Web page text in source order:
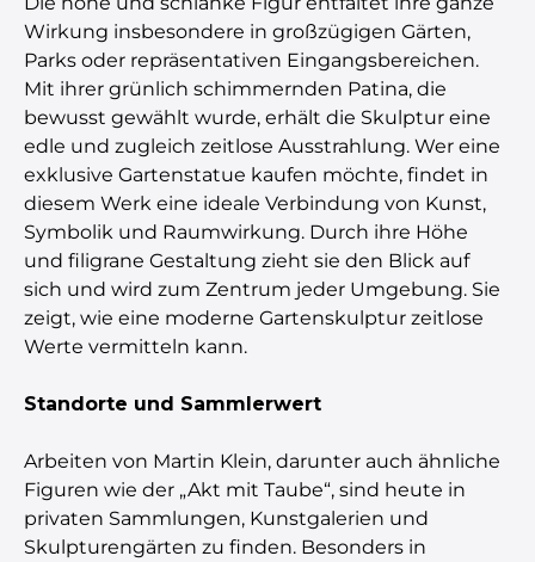
Wirkung insbesondere in großzügigen Gärten,
Parks oder repräsentativen Eingangsbereichen.
Mit ihrer grünlich schimmernden Patina, die
bewusst gewählt wurde, erhält die Skulptur eine
edle und zugleich zeitlose Ausstrahlung. Wer eine
exklusive Gartenstatue kaufen möchte, findet in
diesem Werk eine ideale Verbindung von Kunst,
Symbolik und Raumwirkung. Durch ihre Höhe
und filigrane Gestaltung zieht sie den Blick auf
sich und wird zum Zentrum jeder Umgebung. Sie
zeigt, wie eine moderne Gartenskulptur zeitlose
Werte vermitteln kann.
Standorte und Sammlerwert
Arbeiten von Martin Klein, darunter auch ähnliche
Figuren wie der „Akt mit Taube“, sind heute in
privaten Sammlungen, Kunstgalerien und
Skulpturengärten zu finden. Besonders in